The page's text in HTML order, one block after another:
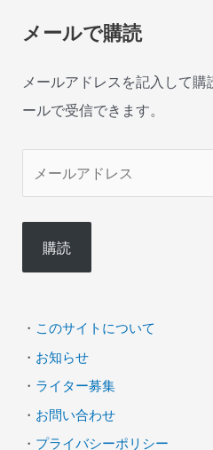
メールで購読
メールアドレスを記入して購
ールで受信できます。
ル
ド
ス
購読
・ このサイトについて
・ お知らせ
・ ライター募集
・ お問い合わせ
・ プライバシーポリシー